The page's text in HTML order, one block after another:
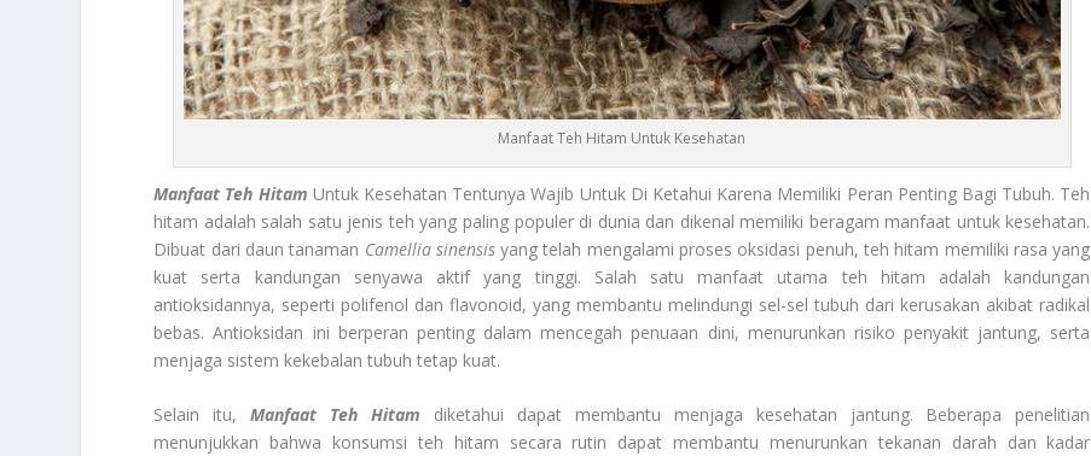
Manfaat Teh Hitam Untuk Kesehatan
Manfaat Teh Hitam Untuk Kesehatan Tentunya Wajib Untuk Di Ketahui Karena Memiliki Peran Penting Bagi Tubuh. Teh
hitam adalah salah satu jenis teh yang paling populer di dunia dan dikenal memiliki beragam manfaat untuk kesehatan.
Dibuat dari daun tanaman Camellia sinensisyang telah mengalami proses oksidasi penuh, teh hitam memiliki rasa yang
kuat serta kandungan senyawa aktif yang tinggi. Salah satu manfaat utama teh hitam adalah kandungan
antioksidannya, seperti polifenol dan flavonoid, yang membantu melindungi sel-sel tubuh dari kerusakan akibat radikal
bebas. Antioksidan ini berperan penting dalam mencegah penuaan dini, menurunkan risiko penyakit jantung, serta
menjaga sistem kekebalan tubuh tetap kuat.
Selain itu,Manfaat Teh Hitam diketahui dapat membantu menjaga kesehatan jantung. Beberapa penelitian
menunjukkan bahwa konsumsi teh hitam secara rutin dapat membantu menurunkan tekanan darah dan kadar